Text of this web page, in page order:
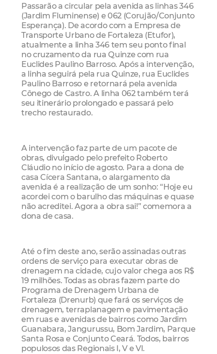
Passarão a circular pela avenida as linhas 346
(Jardim Fluminense) e 062 (Corujão/Conjunto
Esperança). De acordo com a Empresa de
Transporte Urbano de Fortaleza (Etufor),
atualmente a linha 346 tem seu ponto final
no cruzamento da rua Quinze com rua
Euclides Paulino Barroso. Após a intervenção,
a linha seguirá pela rua Quinze, rua Euclides
Paulino Barroso e retornará pela avenida
Cônego de Castro. A linha 062 também terá
seu itinerário prolongado e passará pelo
trecho restaurado.
A intervenção faz parte de um pacote de
obras, divulgado pelo prefeito Roberto
Cláudio no início de agosto. Para a dona de
casa Cícera Santana, o alargamento da
avenida é a realização de um sonho: “Hoje eu
acordei com o barulho das máquinas e quase
não acreditei. Agora a obra sai!” comemora a
dona de casa.
Até o fim deste ano, serão assinadas outras
ordens de serviço para executar obras de
drenagem na cidade, cujo valor chega aos R$
19 milhões. Todas as obras fazem parte do
Programa de Drenagem Urbana de
Fortaleza (Drenurb) que fará os serviços de
drenagem, terraplanagem e pavimentação
em ruas e avenidas de bairros como Jardim
Guanabara, Jangurussu, Bom Jardim, Parque
Santa Rosa e Conjunto Ceará. Todos, bairros
populosos das Regionais I, V e VI.